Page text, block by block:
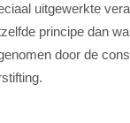
uitgewerkte
principe dan
door de